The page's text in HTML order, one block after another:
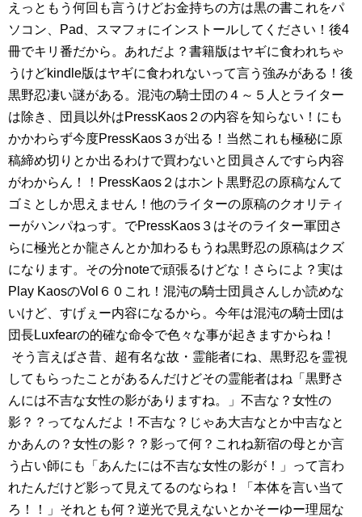
えっともう何回も言うけどお金持ちの方は黒の書これをパ
ソコン、Pad、スマフォにインストールしてください！後4
冊でキリ番だから。あれだよ？書籍版はヤギに食われちゃ
うけどkindle版はヤギに食われないって言う強みがある！後
黒野忍凄い謎がある。混沌の騎士団の４～５人とライター
は除き、団員以外はPressKaos２の内容を知らない！にも
かかわらず今度PressKaos３が出る！当然これも極秘に原
稿締め切りとか出るわけで買わないと団員さんですら内容
がわからん！！PressKaos２はホント黒野忍の原稿なんて
ゴミとしか思えません！他のライターの原稿のクオリティ
ーがハンパねっす。でPressKaos３はそのライター軍団さ
らに極光とか龍さんとか加わるもうね黒野忍の原稿はクズ
になります。その分noteで頑張るけどな！さらによ？実は
Play KaosのVol６０これ！混沌の騎士団員さんしか読めな
いけど、すげぇー内容になるから。今年は混沌の騎士団は
団長Luxfearの的確な命令で色々な事が起きますからね！
そう言えばさ昔、超有名な故・霊能者にね、黒野忍を霊視
してもらったことがあるんだけどその霊能者はね「黒野さ
んには不吉な女性の影がありますね。」不吉な？女性の
影？？ってなんだよ！不吉な？じゃあ大吉なとか中吉なと
かあんの？女性の影？？影って何？これね新宿の母とか言
う占い師にも「あんたには不吉な女性の影が！」って言わ
れたんだけど影って見えてるのならね！「本体を言い当て
ろ！！」それとも何？逆光で見えないとかそーゆー理屈な